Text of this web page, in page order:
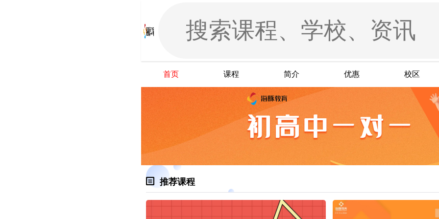
首页 课程 简介 优惠 校区
推荐课程